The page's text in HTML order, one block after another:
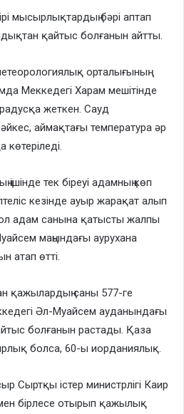
мысырлықтардың бәрі аптап
қайтыс болғанын айтты.
орталығының
Меккедегі Харам мешітінде
жеткен. Сауд
аймақтағы температура әр
тек біреуі адамның көп
кезінде ауыр жарақат алып
адам санына қатысты жалпы
маңындағы аурухана
атап өтті.
қажылардың саны 577-ге
Әл-Муайсем ауданындағы
болғанын растады. Қаза
болса, 60-ы иорданиялық.
Сыртқы істер министрлігі Каир
бірлесе отырып қажылық